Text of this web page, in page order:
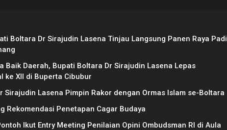
Boltara Dr Sirajudin Lasena Tinjau Langsung Panen Raya Padi
Baik Daerah, Bupati Boltara Dr Sirajudin Lasena Lepas
ke XII di Buperta Cibubur
Sirajudin Lasena Pimpin Rakor dengan Ormas Islam se-Boltara
Rekomendasi Penetapan Cagar Budaya
Ikut Entry Meeting Penilaian Opini Ombudsman RI di Aula